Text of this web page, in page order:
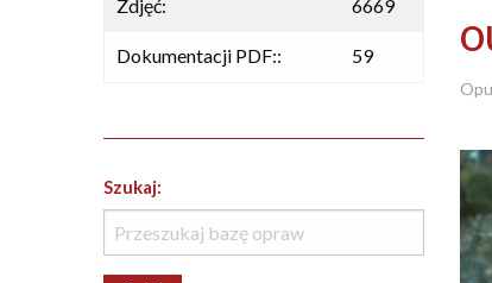
Zdjęć: 6669
Dokumentacji PDF:: 59
Szukaj: